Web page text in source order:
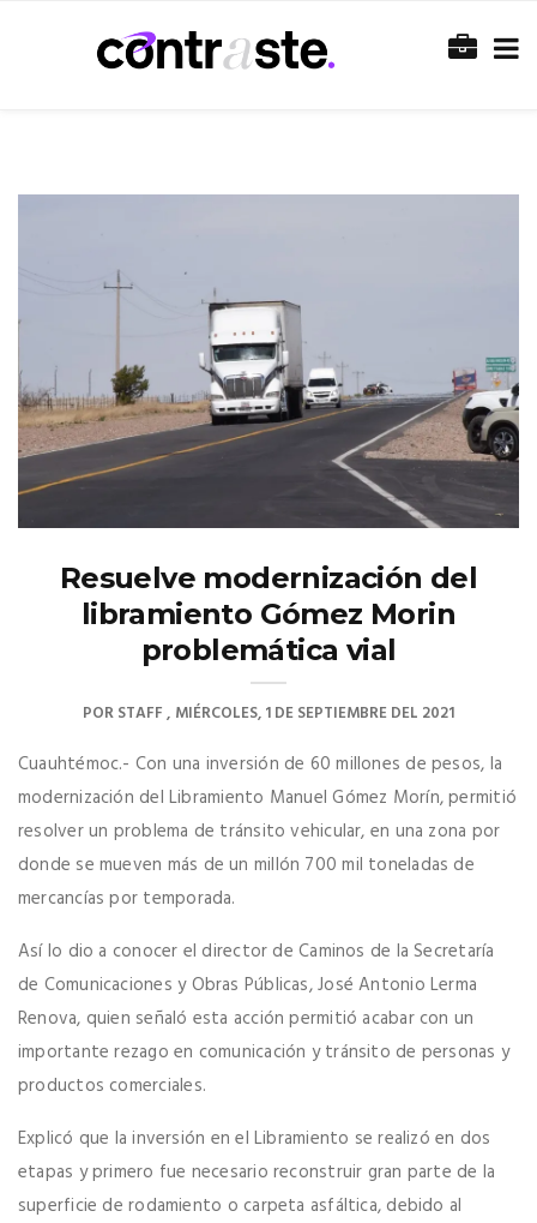
Resuelve modernización del
libramiento Gómez Morin
problemática vial
PORSTAFF MIÉRCOLES, 1 DE SEPTIEMBRE DEL 2021
Cuauhtémoc.- Con una inversión de 60 millones de pesos, la
modernización del Libramiento Manuel Gómez Morín, permitió
resolver un problema de tránsito vehicular, en una zona por
donde se mueven más de un millón 700 mil toneladas de
mercancías por temporada.
Así lo dio a conocer el director de Caminos de la Secretaría
de Comunicaciones y Obras Públicas, José Antonio Lerma
Renova, quien señaló esta acción permitió acabar con un
importante rezago en comunicación y tránsito de personas y
productos comerciales.
Explicó que la inversión en el Libramiento se realizó en dos
etapas y primero fue necesario reconstruir gran parte de la
superficie de rodamiento o carpeta asfáltica, debido al